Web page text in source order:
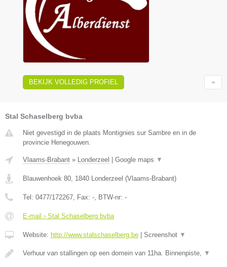
BEKIJK VOLLEDIG PROFIEL
Stal Schaselberg bvba
Niet gevestigd in de plaats Montignies sur Sambre en in de
provincie Henegouwen.
Vlaams-Brabant » Londerzeel | Google maps ▼
Blauwenhoek 80 1840 Londerzeel (Vlaams-Brabant)
Tel: 0477/172267 , Fax: - , BTW-nr: -
E-mail › Stal Schaselberg bvba
Website: http://www.stalschaselberg.be | Screenshot ▼
Verhuur van stallingen op een domein van 11ha. Binnenpiste, ▼